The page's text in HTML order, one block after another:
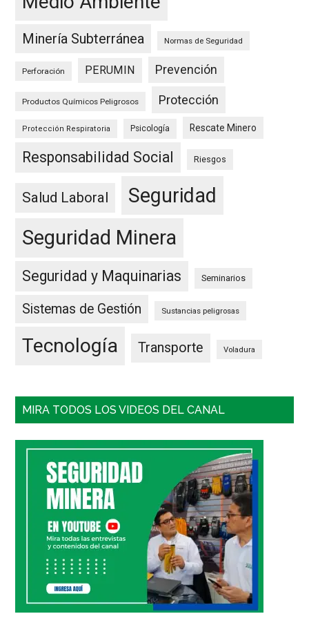
Minería Subterránea Normas de Seguridad
Perforación PERUMIN Prevención
Productos Químicos Peligrosos Protección
Protección Respiratoria Psicología Rescate Minero
Responsabilidad Social Riesgos
Salud Laboral
Seguridad
Seguridad Minera
Seguridad y Maquinarias Seminarios
Sistemas de Gestión Sustancias peligrosas
Tecnología Transporte Voladura
MIRA TODOS LOS VIDEOS DEL CANAL